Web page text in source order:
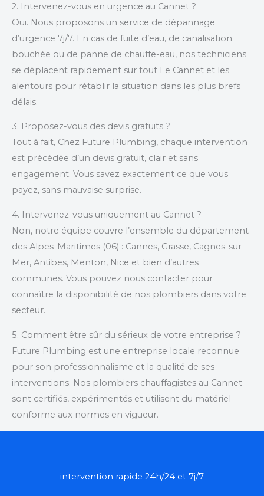
2. Intervenez-vous en urgence au Cannet ?
Oui. Nous proposons un service de dépannage
d’urgence 7j/7. En cas de fuite d’eau, de canalisation
bouchée ou de panne de chauffe-eau, nos techniciens
se déplacent rapidement sur tout Le Cannet et les
alentours pour rétablir la situation dans les plus brefs
délais.
3. Proposez-vous des devis gratuits ?
Tout à fait, Chez Future Plumbing, chaque intervention
est précédée d’un devis gratuit, clair et sans
engagement. Vous savez exactement ce que vous
payez, sans mauvaise surprise.
4. Intervenez-vous uniquement au Cannet ?
Non, notre équipe couvre l’ensemble du département
des Alpes-Maritimes (06) : Cannes, Grasse, Cagnes-sur-
Mer, Antibes, Menton, Nice et bien d’autres
communes. Vous pouvez nous contacter pour
connaître la disponibilité de nos plombiers dans votre
secteur.
5. Comment être sûr du sérieux de votre entreprise ?
Future Plumbing est une entreprise locale reconnue
pour son professionnalisme et la qualité de ses
interventions. Nos plombiers chauffagistes au Cannet
sont certifiés, expérimentés et utilisent du matériel
conforme aux normes en vigueur.
intervention rapide 24h/24 et 7j/7